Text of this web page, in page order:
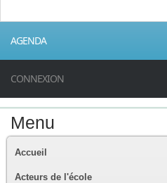
AGENDA
CONNEXION
Menu
Accueil
Acteurs de l'école